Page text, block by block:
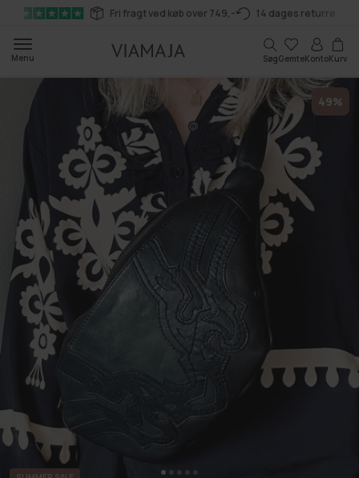
Gå til
indhold
Fri fragt ved køb over 749,- 14 dages returret
Menu SøgGemteKonto
Kurv
Kurv
49%